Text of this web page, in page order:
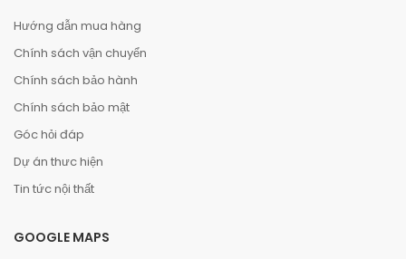
Hướng dẫn mua hàng
Chính sách vận chuyển
Chính sách bảo hành
Chính sách bảo mật
Góc hỏi đáp
Dự án thưc hiện
Tin tức nội thất
GOOGLE MAPS